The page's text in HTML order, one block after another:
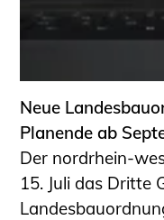
Neue
Planende ab
Der nordrhein-
15. Juli das Dritte